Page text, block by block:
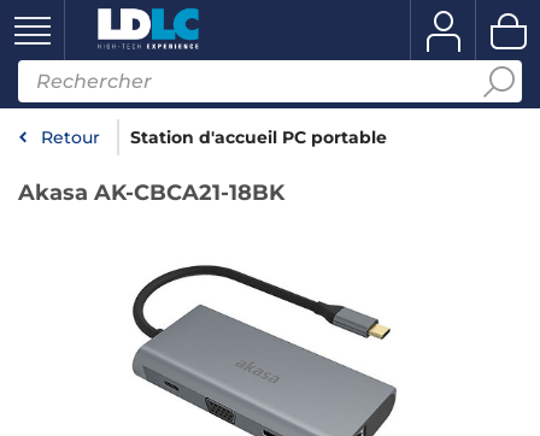
Retour Station d'accueil PC portable
Akasa AK-CBCA21-18BK